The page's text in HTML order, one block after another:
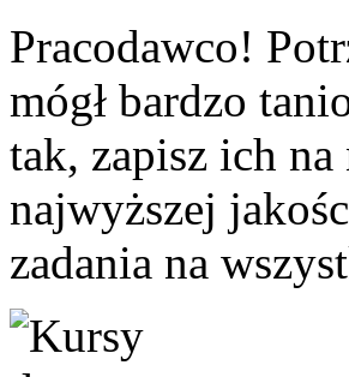
Pracodawco!
mógł bardzo
tak, zapisz ich
najwyższej
zadania na